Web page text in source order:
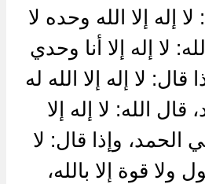
إله إلا الله وحده لا
لا إله إلا أنا وحدي
لا إله إلا الله له
الله: لا إله إلا
الحمد، وإذا قال: لا
ولا قوة إلا بالله،